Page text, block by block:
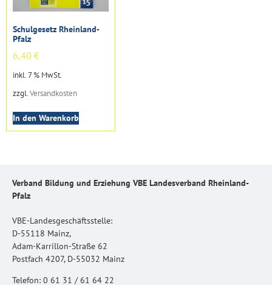
Schulgesetz Rheinland-
Pfalz
6,40 €
inkl. 7 % MwSt.
zzgl. Versandkosten
In den Warenkorb
Verband Bildung und Erziehung VBE Landesverband Rheinland-
Pfalz
VBE-Landesgeschäftsstelle:
D-55118 Mainz,
Adam-Karrillon-Straße 62
Postfach 4207, D-55032 Mainz
Telefon: 0 61 31 / 61 64 22